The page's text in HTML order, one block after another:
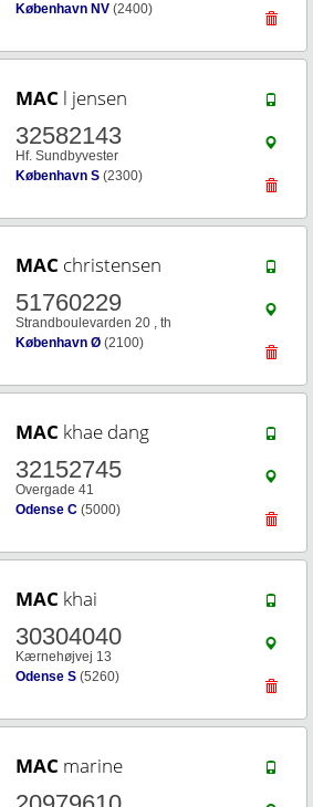
København NV (2400)
MAC l jensen
32582143
Hf. Sundbyvester
København S (2300)
MAC christensen
51760229
Strandboulevarden 20 , th
København Ø (2100)
MAC khae dang
32152745
Overgade 41
Odense C (5000)
MAC khai
30304040
Kærnehøjvej 13
Odense S (5260)
MAC marine